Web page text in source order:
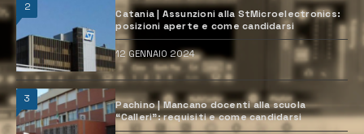
2
Catania | Assunzioni alla StMicroelectronics:
posizioni aperte e come candidarsi
12 GENNAIO 2024
3
Pachino | Mancano docenti alla scuola
“Calleri”: requisiti e come candidarsi